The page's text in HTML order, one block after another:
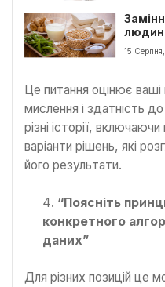
15
Це питання оцінює
мислення і здатність
різні історії,
варіанти рішень, які
його результати.
“Поясніть
конкретного
даних”
Для різних позицій це